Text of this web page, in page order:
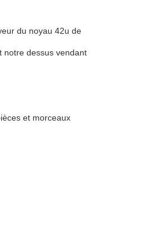
du noyau 42u de
notre dessus vendant
et morceaux